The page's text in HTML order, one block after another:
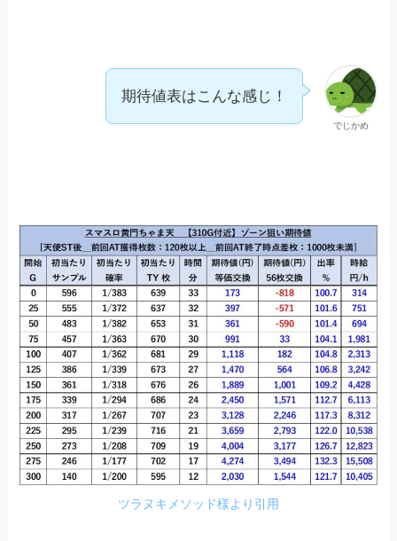
でじかめ
期待値表はこんな感じ！
ツラヌキメソッド様より引用